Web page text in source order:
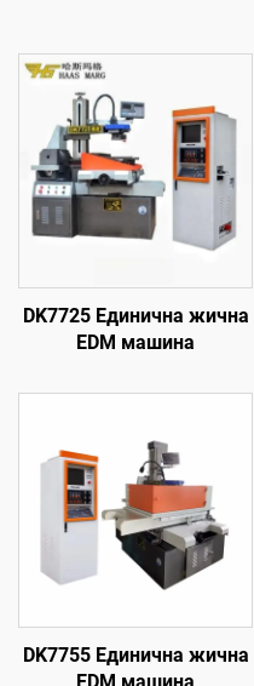
DK7725 Единична жична
EDM машина
DK7755 Единична жична